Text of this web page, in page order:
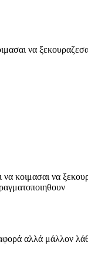
να
κοιμασαι να
αλλά μάλλον